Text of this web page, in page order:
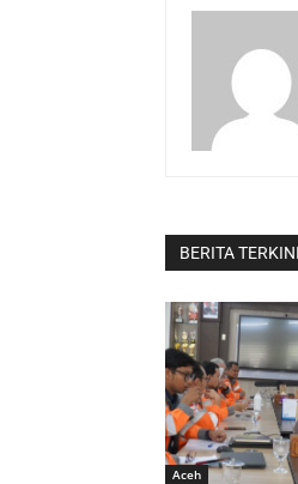
BERITA TERKINI
Aceh